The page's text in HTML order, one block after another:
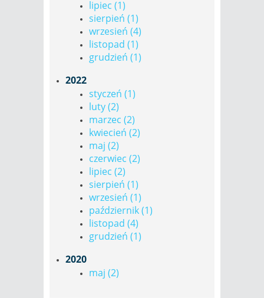
lipiec (1)
sierpień (1)
wrzesień (4)
listopad (1)
grudzień (1)
2022
styczeń (1)
luty (2)
marzec (2)
kwiecień (2)
maj (2)
czerwiec (2)
lipiec (2)
sierpień (1)
wrzesień (1)
październik (1)
listopad (4)
grudzień (1)
2020
maj (2)